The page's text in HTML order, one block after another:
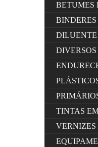
BETUMES
DILUENTE
DIVERSOS
TINTAS
VERNIZES